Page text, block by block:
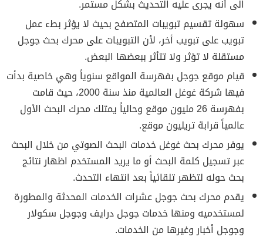
الى أنه يجرى عليه التحديث بشكل مستمر.
سهولة تقسيم تبويبات المتصفح بحيث لا يؤثر بطء عمل
تبويب على تبويب أخر، لأن التبويبات على محرك بحث جوجل
مستقلة لا تؤثر ولا تتأثر ببعضها البعض.
قيام موقع جوجل بفهرسة المواقع سنوياً وهي خاصية بدأت
فيها شركة غوغل العالمية منذ سنة 2000، حيث قامت
بفهرسة 26 مليون موقع وحالياً يمتلك محرك البحث الأول
عالمياً قرابة تريليون موقع.
يوفر محرك بحث غوغل خدمات البحث الصوتي من خلال البحث
عبر تسجيل كلمة البحث أو ما يريد المستخدم اظهار نتائج
بحث حوله لتظهر تلقائياً بعد انتهاء التحدث.
يقدم محرك بحث جوجل عشرات الخدمات المحدثة والمطورة
لمستخدميه ومنها خدمات جوجل درايف وجوجل سكولار
وجوجل أخبار وغيرها من الخدمات.